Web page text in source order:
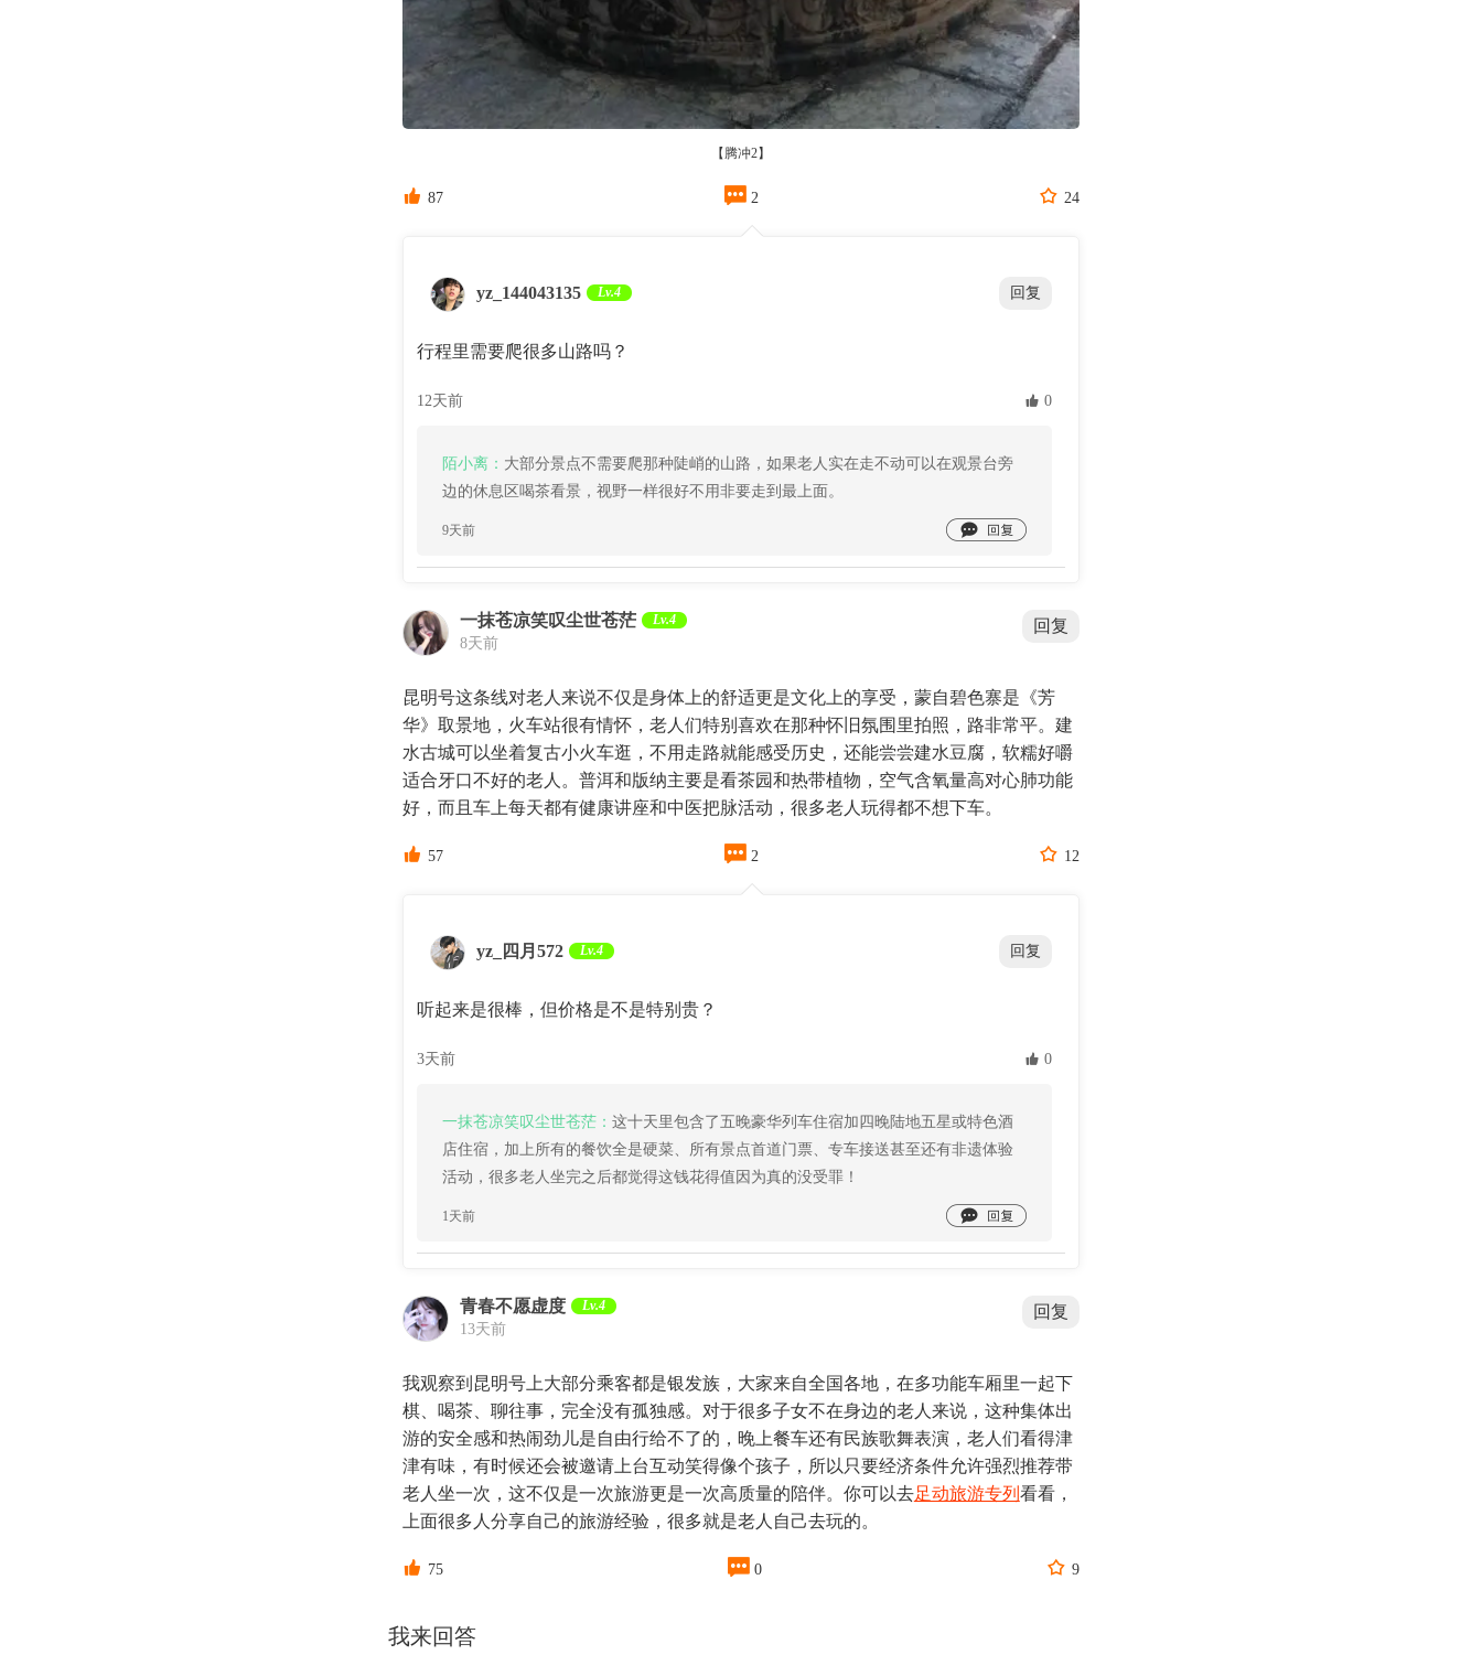
【腾冲2】
 87  2  24
yz_144043135 Lv.4 回复
行程里需要爬很多山路吗？
12天前  0
陌小离： 大部分景点不需要爬那种陡峭的山路，如果老人实在走不动可以在观景台旁
边的休息区喝茶看景，视野一样很好不用非要走到最上面。
9天前 
一抹苍凉笑叹尘世苍茫 Lv.4
8天前
回复
昆明号这条线对老人来说不仅是身体上的舒适更是文化上的享受，蒙自碧色寨是《芳
华》取景地，火车站很有情怀，老人们特别喜欢在那种怀旧氛围里拍照，路非常平。建
水古城可以坐着复古小火车逛，不用走路就能感受历史，还能尝尝建水豆腐，软糯好嚼
适合牙口不好的老人。普洱和版纳主要是看茶园和热带植物，空气含氧量高对心肺功能
好，而且车上每天都有健康讲座和中医把脉活动，很多老人玩得都不想下车。
 57  2  12
yz_四月572 Lv.4 回复
听起来是很棒，但价格是不是特别贵？
3天前  0
一抹苍凉笑叹尘世苍茫：这十天里包含了五晚豪华列车住宿加四晚陆地五星或特色酒
店住宿，加上所有的餐饮全是硬菜、所有景点首道门票、专车接送甚至还有非遗体验
活动，很多老人坐完之后都觉得这钱花得值因为真的没受罪！
1天前 
青春不愿虚度 Lv.4
13天前
回复
我观察到昆明号上大部分乘客都是银发族，大家来自全国各地，在多功能车厢里一起下
棋、喝茶、聊往事，完全没有孤独感。对于很多子女不在身边的老人来说，这种集体出
游的安全感和热闹劲儿是自由行给不了的，晚上餐车还有民族歌舞表演，老人们看得津
津有味，有时候还会被邀请上台互动笑得像个孩子，所以只要经济条件允许强烈推荐带
老人坐一次，这不仅是一次旅游更是一次高质量的陪伴。你可以去足动旅游专列 看看，
上面很多人分享自己的旅游经验，很多就是老人自己去玩的。
 75  0  9
我来回答